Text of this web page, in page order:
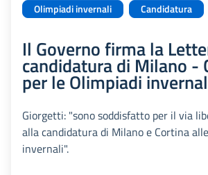
Olimpiadi invernali Candidatura
Il Governo firma la
candidatura di Milano -
per le Olimpiadi
Giorgetti: "sono soddisfatto per il via
alla candidatura di Milano e Cortina
invernali".